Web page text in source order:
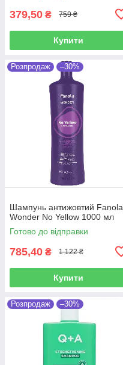
379,50 ₴ 759 ₴
Купити
Розпродаж –30%
Шампунь антижовтий Fanola
Wonder No Yellow 1000 мл
Готово до відправки
785,40 ₴ 1 122 ₴
Купити
Розпродаж –30%